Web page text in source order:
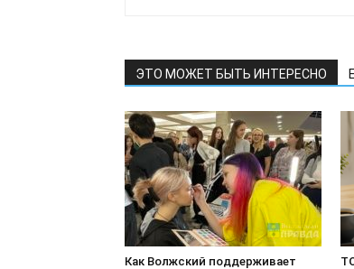
ЭТО МОЖЕТ БЫТЬ ИНТЕРЕСНО
Как Волжский поддерживает